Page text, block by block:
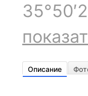
Описание